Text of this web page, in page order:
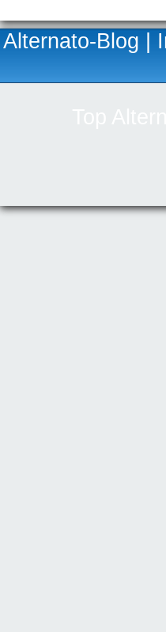
Alternato-Blog |